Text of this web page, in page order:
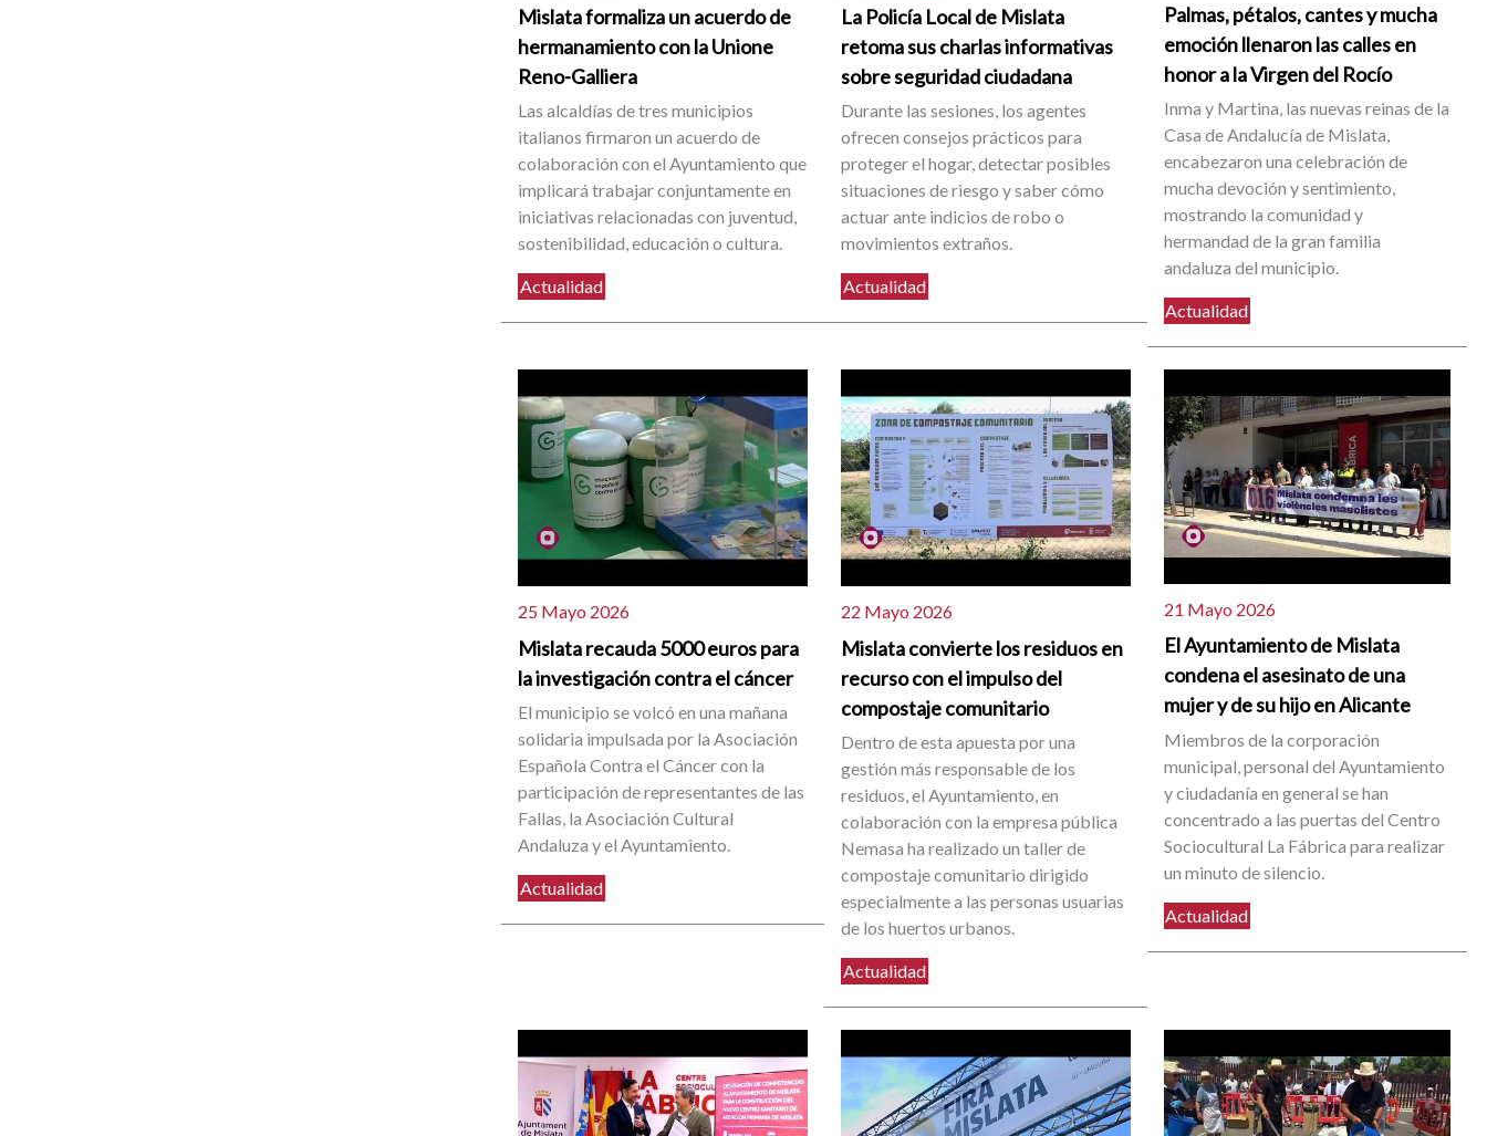
Mislata formaliza un acuerdo de
hermanamiento con la Unione
Reno-Galliera
Las alcaldías de tres municipios
italianos firmaron un acuerdo de
colaboración con el Ayuntamiento que
implicará trabajar conjuntamente en
iniciativas relacionadas con juventud,
sostenibilidad, educación o cultura.
Actualidad
La Policía Local de Mislata
retoma sus charlas informativas
sobre seguridad ciudadana
Durante las sesiones, los agentes
ofrecen consejos prácticos para
proteger el hogar, detectar posibles
situaciones de riesgo y saber cómo
actuar ante indicios de robo o
movimientos extraños.
Actualidad
Palmas, pétalos, cantes y mucha
emoción llenaron las calles en
honor a la Virgen del Rocío
Inma y Martina, las nuevas reinas de la
Casa de Andalucía de Mislata,
encabezaron una celebración de
mucha devoción y sentimiento,
mostrando la comunidad y
hermandad de la gran familia
andaluza del municipio.
Actualidad
25 Mayo 2026
Mislata recauda 5000 euros para
la investigación contra el cáncer
El municipio se volcó en una mañana
solidaria impulsada por la Asociación
Española Contra el Cáncer con la
participación de representantes de las
Fallas, la Asociación Cultural
Andaluza y el Ayuntamiento.
Actualidad
22 Mayo 2026
Mislata convierte los residuos en
recurso con el impulso del
compostaje comunitario
Dentro de esta apuesta por una
gestión más responsable de los
residuos, el Ayuntamiento, en
colaboración con la empresa pública
Nemasa ha realizado un taller de
compostaje comunitario dirigido
especialmente a las personas usuarias
de los huertos urbanos.
Actualidad
21 Mayo 2026
El Ayuntamiento de Mislata
condena el asesinato de una
mujer y de su hijo en Alicante
Miembros de la corporación
municipal, personal del Ayuntamiento
y ciudadanía en general se han
concentrado a las puertas del Centro
Sociocultural La Fábrica para realizar
un minuto de silencio.
Actualidad